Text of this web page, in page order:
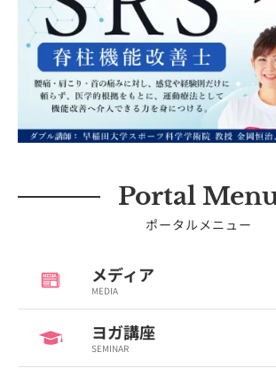
Portal
ポータルメニュー
メディア
MEDIA
ヨガ講座
SEMINAR